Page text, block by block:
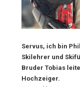
Servus, ich bin
Skilehrer und
Bruder Tobias
Hochzeiger.